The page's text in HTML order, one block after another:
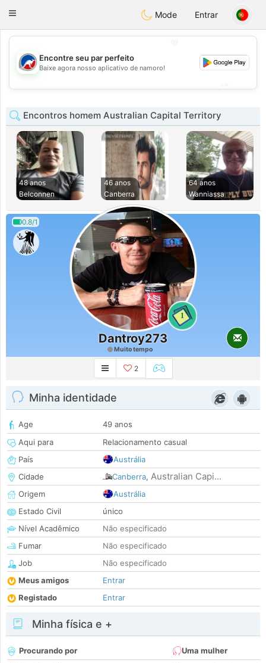
Australia Chat
Toggle
Mode Entrar
💖
💕
Encontre seu par perfeito
Baixe agora nosso aplicativo de namoro!
Encontros homem Australian Capital Territory
48 anos
Belconnen
46 anos
Canberra
64 anos
Wanniassa
0.8/1
1
Dantroy273
Muito tempo
2
Minha identidade
Age
49 anos
Aqui para
Relacionamento casual
País
Austrália
Cidade
Canberra, Australian Capi...
Origem
Austrália
Estado Civil
único
Nível Acadêmico
Não especificado
Fumar
Não especificado
Job
Não especificado
Meus amigos
Entrar
Registado
Entrar
Minha física e +
Procurando por
Uma mulher